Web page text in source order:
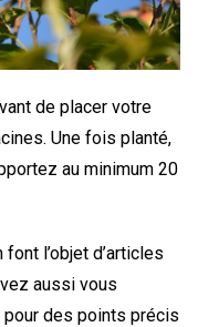
de placer votre
Une fois planté,
au minimum 20
l’objet d’articles
aussi vous
pour des points précis